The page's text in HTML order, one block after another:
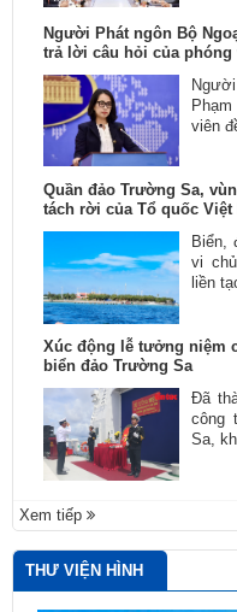
Người Phát ngôn Bộ
trả lời câu hỏi của phóng
viên
Quần đảo Trường Sa,
tách rời của Tổ quốc Việt
Biển,
vi
liền
Xúc động lễ tưởng niệm
biển đảo Trường Sa
Đã
công
Sa,
Xem tiếp
THƯ VIỆN HÌNH